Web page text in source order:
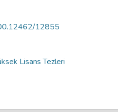
12855
Lisans Tezleri